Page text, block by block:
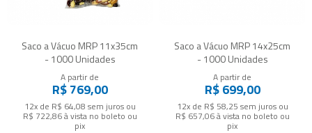
Saco a Vácuo MRP 11x35cm
- 1000 Unidades
A partir de
R$ 769,00
12x de R$ 64,08 sem jurosou
R$ 722,86à vista no boleto ou
pix
Saco a Vácuo MRP 14x25cm
- 1000 Unidades
A partir de
R$ 699,00
12x de R$ 58,25 sem jurosou
R$ 657,06à vista no boleto ou
pix